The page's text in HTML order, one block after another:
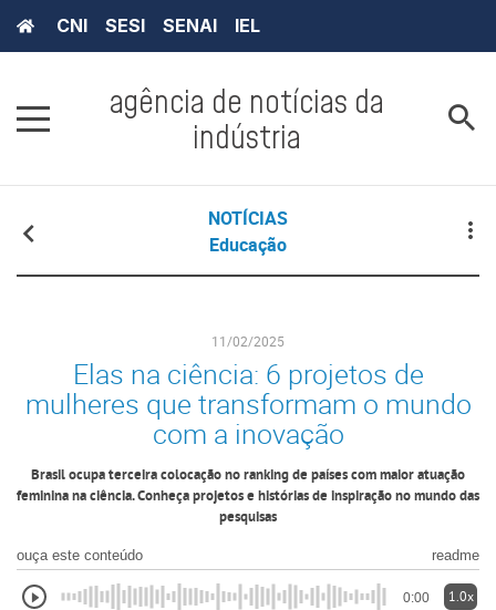
CNI SESI SENAI IEL
agência de notícias da
indústria
NOTÍCIAS
Educação
11/02/2025
Elas na ciência: 6 projetos de
mulheres que transformam o mundo
com a inovação
Brasil ocupa terceira colocação no ranking de países com maior atuação
feminina na ciência. Conheça projetos e histórias de inspiração no mundo das
pesquisas
ouça este conteúdo readme
0:00 1.0x